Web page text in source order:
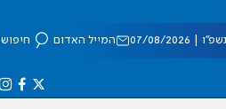
08/2026 המייל האדום חיפוש